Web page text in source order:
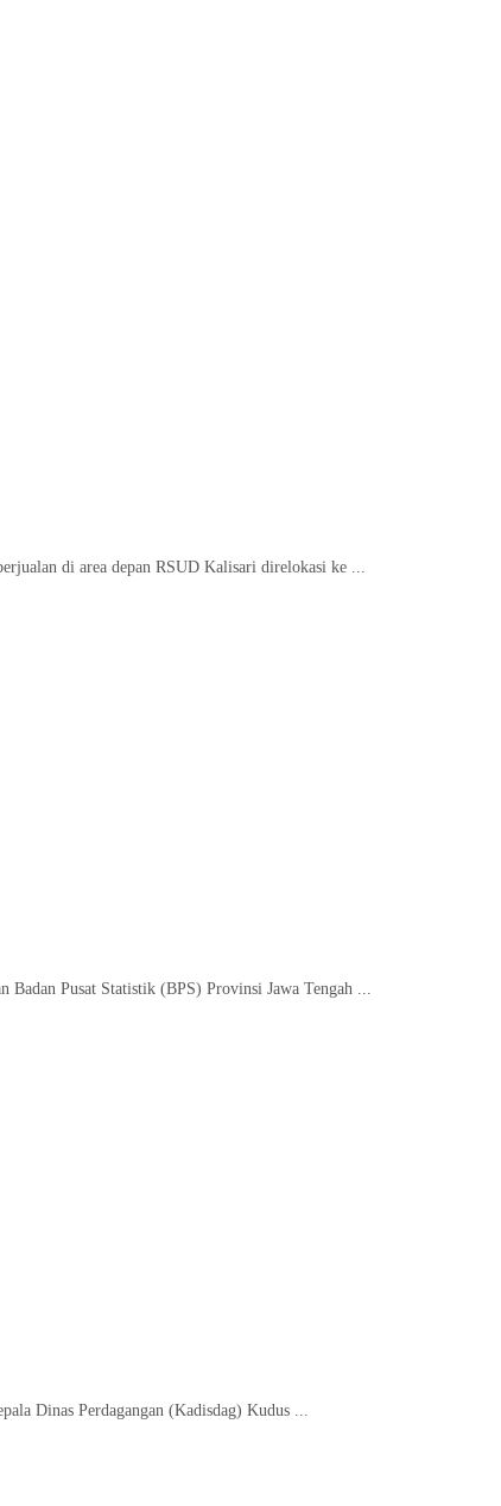
di area depan RSUD Kalisari direlokasi ke ...
Badan Pusat Statistik (BPS) Provinsi Jawa Tengah ...
Dinas Perdagangan (Kadisdag) Kudus ...